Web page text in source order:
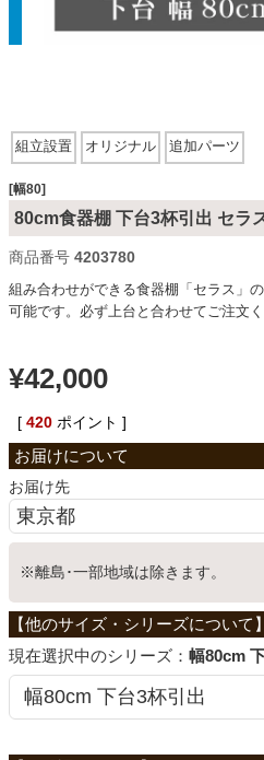
ソファ
椅子・チェア
ベッド
収納家具
学習机
ホームオフィス
組立設置 オリジナル 追加パーツ
[幅80]
80cm食器棚 下台3杯引出 セラ
商品番号 4203780
組み合わせができる食器棚「セラス」
可能です。必ず上台と合わせてご注文く
¥42,000
[ 420 ポイント ]
お届け先
※離島･一部地域は除きます。
シリーズ： 幅80cm